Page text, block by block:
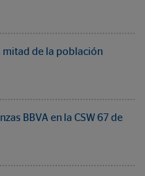
mitad de la población
BBVA en la CSW 67 de